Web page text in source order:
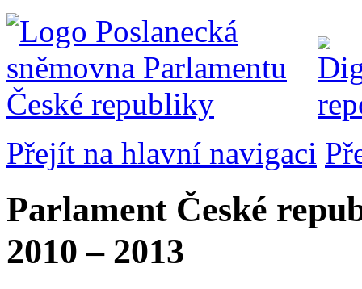
Přejít na hlavní navigaci
Parlament České
2010 – 2013